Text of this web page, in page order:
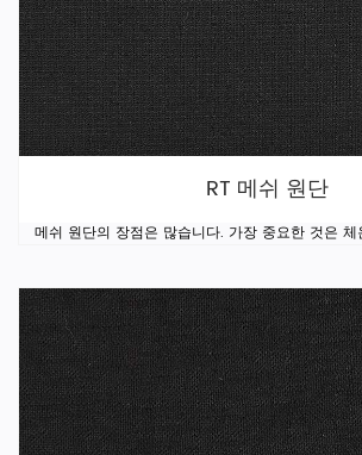
RT 메쉬 원단
메쉬 원단의 장점은 많습니다. 가장 중요한 것은